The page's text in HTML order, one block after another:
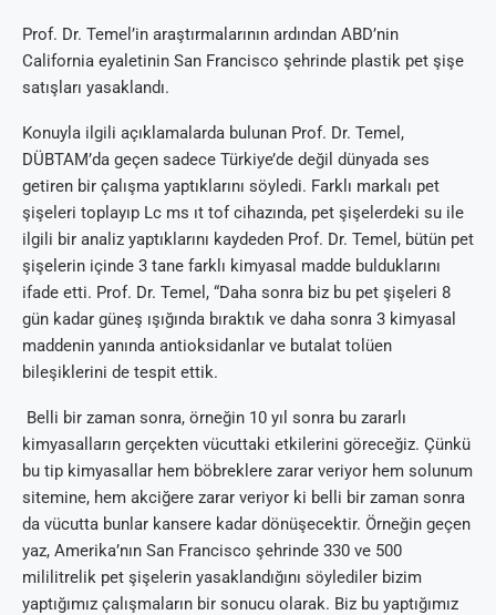
Prof. Dr. Temel’in araştırmalarının ardından ABD’nin
California eyaletinin San Francisco şehrinde plastik pet şişe
satışları yasaklandı.
Konuyla ilgili açıklamalarda bulunan Prof. Dr. Temel,
DÜBTAM’da geçen sadece Türkiye’de değil dünyada ses
getiren bir çalışma yaptıklarını söyledi. Farklı markalı pet
şişeleri toplayıp Lc ms ıt tof cihazında, pet şişelerdeki su ile
ilgili bir analiz yaptıklarını kaydeden Prof. Dr. Temel, bütün pet
şişelerin içinde 3 tane farklı kimyasal madde bulduklarını
ifade etti. Prof. Dr. Temel, “Daha sonra biz bu pet şişeleri 8
gün kadar güneş ışığında bıraktık ve daha sonra 3 kimyasal
maddenin yanında antioksidanlar ve butalat tolüen
bileşiklerini de tespit ettik.
Belli bir zaman sonra, örneğin 10 yıl sonra bu zararlı
kimyasalların gerçekten vücuttaki etkilerini göreceğiz. Çünkü
bu tip kimyasallar hem böbreklere zarar veriyor hem solunum
sitemine, hem akciğere zarar veriyor ki belli bir zaman sonra
da vücutta bunlar kansere kadar dönüşecektir. Örneğin geçen
yaz, Amerika’nın San Francisco şehrinde 330 ve 500
mililitrelik pet şişelerin yasaklandığını söylediler bizim
yaptığımız çalışmaların bir sonucu olarak. Biz bu yaptığımız